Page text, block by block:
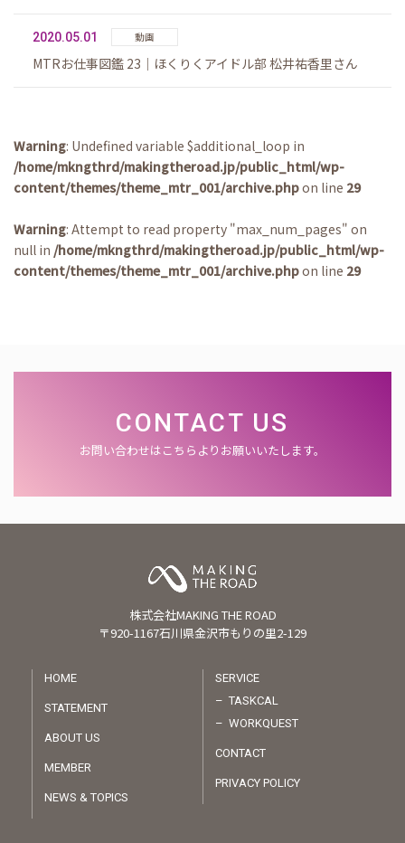
2020.05.01 動画
MTRお仕事図鑑 23｜ほくりくアイドル部 松井祐香里さん
Warning: Undefined variable $additional_loop in
/home/mkngthrd/makingtheroad.jp/public_html/wp-
content/themes/theme_mtr_001/archive.phpon line 29
Warning: Attempt to read property "max_num_pages" on
null in /home/mkngthrd/makingtheroad.jp/public_html/wp-
content/themes/theme_mtr_001/archive.phpon line 29
CONTACT US
お問い合わせはこちらよりお願いいたします。
株式会社MAKING THE ROAD
〒920-1167石川県金沢市もりの里2-129
HOME
STATEMENT
ABOUT US
MEMBER
NEWS & TOPICS
SERVICE
TASKCAL
WORKQUEST
CONTACT
PRIVACY POLICY